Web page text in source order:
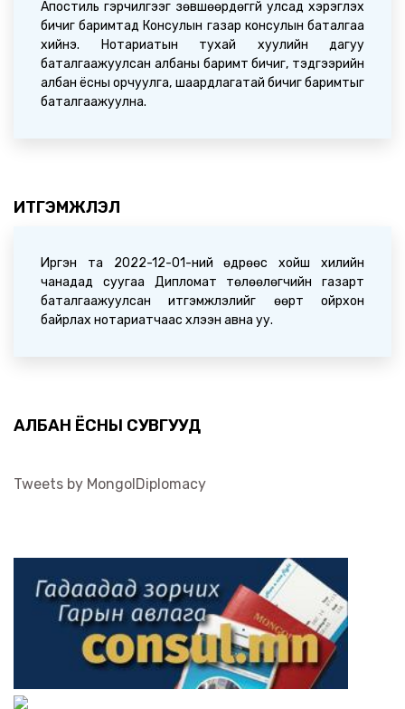
Апостиль гэрчилгээг зөвшөөрдөггүй улсад хэрэглэх
бичиг баримтад Консулын газар консулын баталгаа
хийнэ. Нотариатын тухай хуулийн дагуу
баталгаажуулсан албаны баримт бичиг, тэдгээрийн
албан ёсны орчуулга, шаардлагатай бичиг баримтыг
баталгаажуулна.
ИТГЭМЖЛЭЛ
Иргэн та 2022-12-01-ний өдрөөс хойш хилийн
чанадад суугаа Дипломат төлөөлөгчийн газарт
баталгаажуулсан итгэмжлэлийг өөрт ойрхон
байрлах нотариатчаас хүлээн авна уу.
АЛБАН ЁСНЫ СУВГУУД
Tweets by MongolDiplomacy